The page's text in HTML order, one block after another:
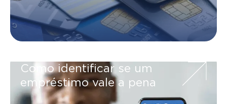
Como identificar se um
empréstimo vale a pena